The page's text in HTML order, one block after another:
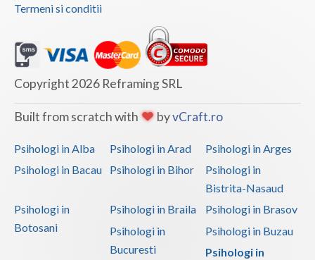
Termeni si conditii
Copyright 2026 Reframing SRL
Built from scratch with byvCraft.ro
Psihologi in Alba Psihologi in Arad
Psihologi in Arges
Psihologi in Bacau
Psihologi in Bihor
Psihologi in
Bistrita-Nasaud
Psihologi in
Botosani
Psihologi in Braila
Psihologi in Brasov
Psihologi in
Bucuresti
Psihologi in Buzau
Psihologi in